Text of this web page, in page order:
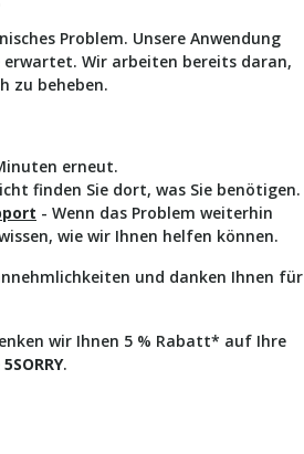
Problem. Unsere Anwendung
Wir arbeiten bereits daran,
zu beheben.
erneut.
finden Sie dort, was Sie benötigen.
- Wenn das Problem weiterhin
wie wir Ihnen helfen können.
und danken Ihnen für
wir Ihnen 5 % Rabatt* auf Ihre
5SORRY.